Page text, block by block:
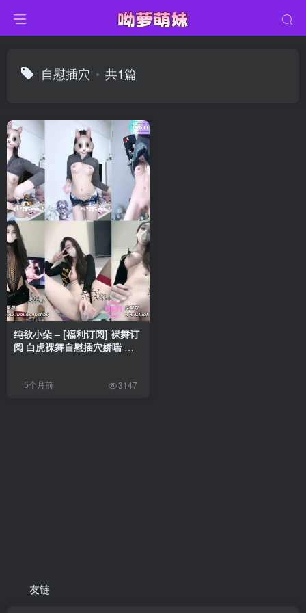
自慰插穴 共1篇
纯欲小朵 – [福利订阅] 裸舞订
阅 白虎裸舞自慰插穴娇喘 合
5个月前 3147
友链